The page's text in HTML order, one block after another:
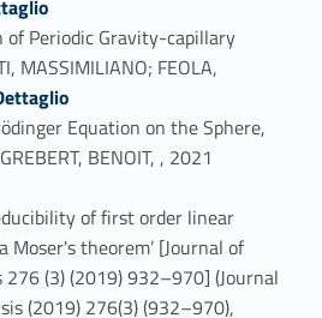
of Periodic Gravity-capillary
MASSIMILIANO; FEOLA,
16
Equation on the Sphere,
BENOIT, , 2021Link identifier #identifier_person_173191-17
of first order linear
theorem’ [Journal of
(3) (2019) 932–970] (Journal
(2019) 276(3) (932–970),